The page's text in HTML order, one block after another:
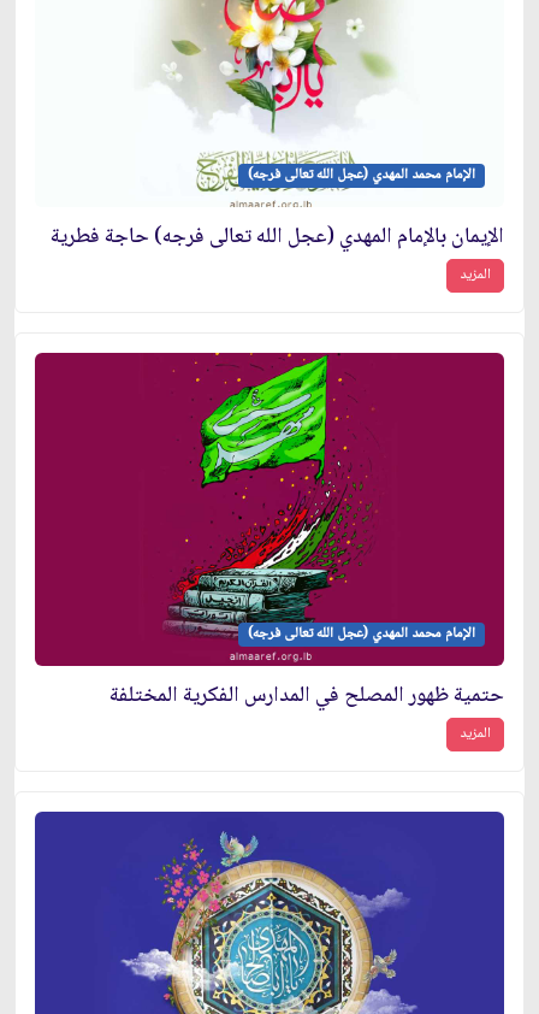
الإمام محمد المهدي (عجل الله تعالى فرجه)
الإيمان بالإمام المهدي (عجل الله تعالى فرجه) حاجة فطرية
المزيد
الإمام محمد المهدي (عجل الله تعالى فرجه)
حتمية ظهور المصلح في المدارس الفكرية المختلفة
المزيد